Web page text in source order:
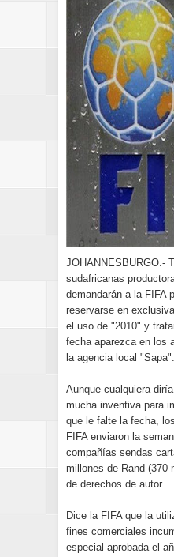
JOHANNESBURGO.-
sudafricanas
demandarán a la FIFA
reservarse en
el uso de "2010" y
fecha aparezca en los
la agencia local "Sapa".
Aunque cualquiera
mucha inventiva para
que le falte la fecha,
FIFA enviaron la
compañías sendas
millones de Rand (370
de derechos de autor.
Dice la FIFA que la
fines comerciales
especial aprobada el